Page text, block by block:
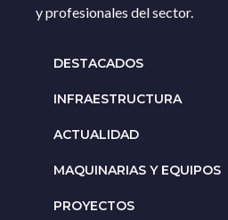
y profesionales del sector.
DESTACADOS
INFRAESTRUCTURA
ACTUALIDAD
MAQUINARIAS Y EQUIPOS
PROYECTOS